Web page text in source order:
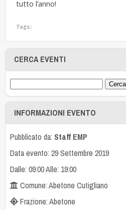
tutto l’anno!
Tags:
CERCA EVENTI
INFORMAZIONI EVENTO
Pubblicato da: Staff EMP
Data evento: 29 Settembre 2019
Dalle: 09:00 Alle: 19:00
Comune: Abetone Cutigliano
Frazione: Abetone